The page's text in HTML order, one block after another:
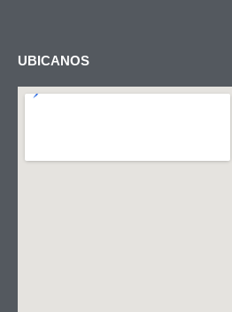
UBICANOS